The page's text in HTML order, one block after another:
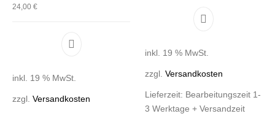
24,00€
inkl. 19 % MwSt.
zzgl.Versandkosten
inkl. 19 % MwSt.
zzgl. Versandkosten
Lieferzeit: Bearbeitungszeit 1-
3 Werktage + Versandzeit